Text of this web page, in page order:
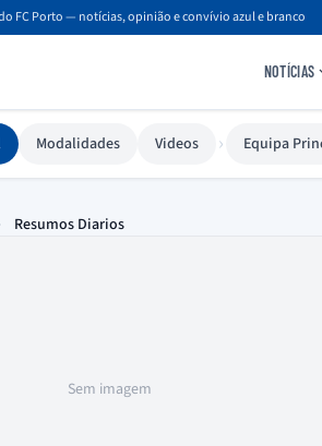
FC Porto — notícias, opinião e convívio azul e branco
NOTÍCIAS
Modalidades Videos › Equipa
Resumos Diarios
Sem imagem